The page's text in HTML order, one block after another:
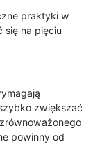
praktyki w
się na pięciu
zwiększać
powinny od